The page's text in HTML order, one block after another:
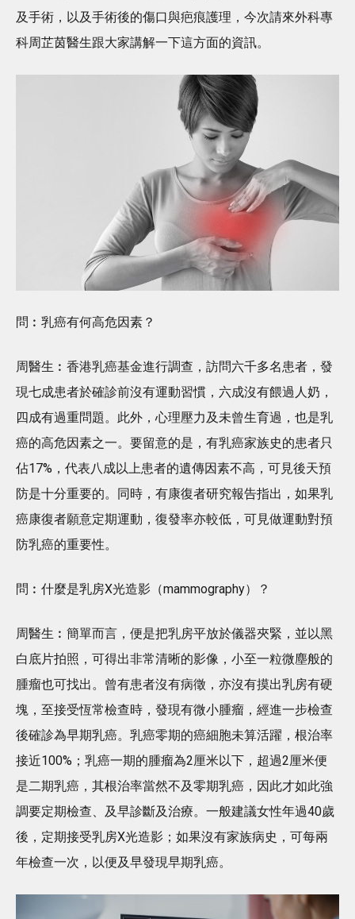
及手術，以及手術後的傷口與疤痕護理，今次請來外科專
科周芷茵醫生跟大家講解一下這方面的資訊。
問︰乳癌有何高危因素？
周醫生︰香港乳癌基金進行調查，訪問六千多名患者，發
現七成患者於確診前沒有運動習慣，六成沒有餵過人奶，
四成有過重問題。此外，心理壓力及未曾生育過，也是乳
癌的高危因素之一。要留意的是，有乳癌家族史的患者只
佔17%，代表八成以上患者的遺傳因素不高，可見後天預
防是十分重要的。同時，有康復者研究報告指出，如果乳
癌康復者願意定期運動，復發率亦較低，可見做運動對預
防乳癌的重要性。
問︰什麼是乳房X光造影（mammography）？
周醫生︰簡單而言，便是把乳房平放於儀器夾緊，並以黑
白底片拍照，可得出非常清晰的影像，小至一粒微塵般的
腫瘤也可找出。曾有患者沒有病徵，亦沒有摸出乳房有硬
塊，至接受恆常檢查時，發現有微小腫瘤，經進一步檢查
後確診為早期乳癌。乳癌零期的癌細胞未算活躍，根治率
接近100%；乳癌一期的腫瘤為2厘米以下，超過2厘米便
是二期乳癌，其根治率當然不及零期乳癌，因此才如此強
調要定期檢查、及早診斷及治療。一般建議女性年過40歲
後，定期接受乳房X光造影；如果沒有家族病史，可每兩
年檢查一次，以便及早發現早期乳癌。